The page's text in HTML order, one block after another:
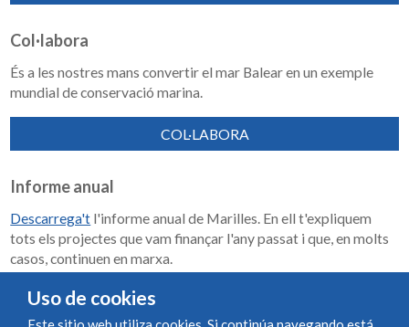
Col·labora
És a les nostres mans convertir el mar Balear en un exemple
mundial de conservació marina.
COL·LABORA
Informe anual
Descarrega't l'informe anual de Marilles. En ell t'expliquem
tots els projectes que vam finançar l'any passat i que, en molts
casos, continuen en marxa.
Memoria de impacto 2018-2023
Uso de cookies